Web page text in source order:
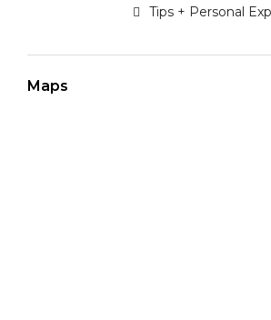
Tips + Personal
Maps